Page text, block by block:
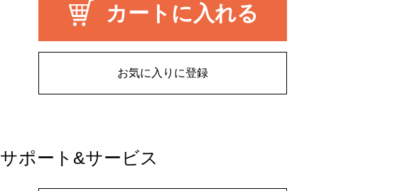
カートに入れる
お気に入りに登録
サポート&サービス